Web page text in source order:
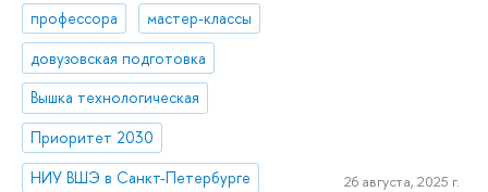
профессора
мастер-классы
довузовская подготовка
Вышка технологическая
Приоритет 2030
НИУ ВШЭ в Санкт-Петербурге
26 августа, 2025 г.